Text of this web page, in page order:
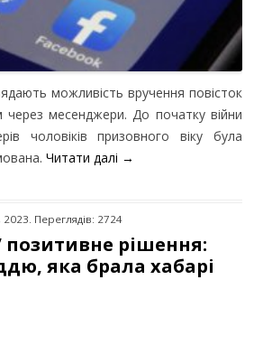
можливість вручення повісток
через месенджери. До початку війни
чоловіків призовного віку була
Читати далі →
Переглядів: 2724
позитивне рішення:
яка брала хабарі